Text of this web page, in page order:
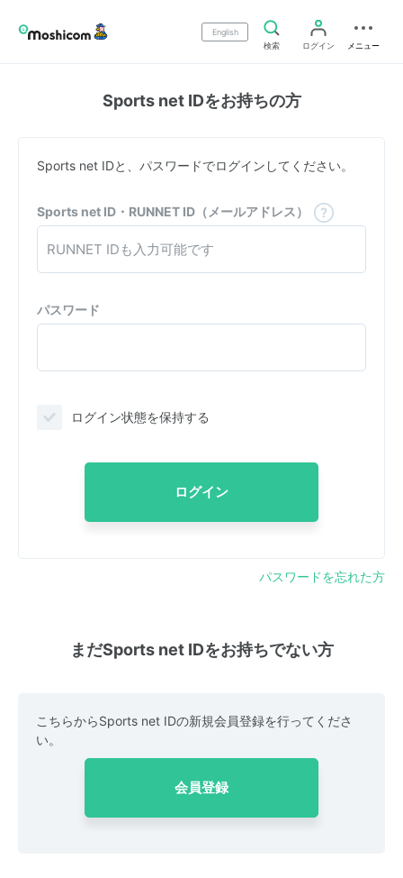
English
検索
ログイン メニュー
Sports net IDをお持ちの方
Sports net IDと、パスワードでログインしてください。
Sports net ID・RUNNET ID（メールアドレス）
パスワード
ログイン状態を保持する
ログイン
パスワードを忘れた方
まだSports net IDをお持ちでない方
こちらからSports net IDの新規会員登録を行ってくださ
い。
会員登録